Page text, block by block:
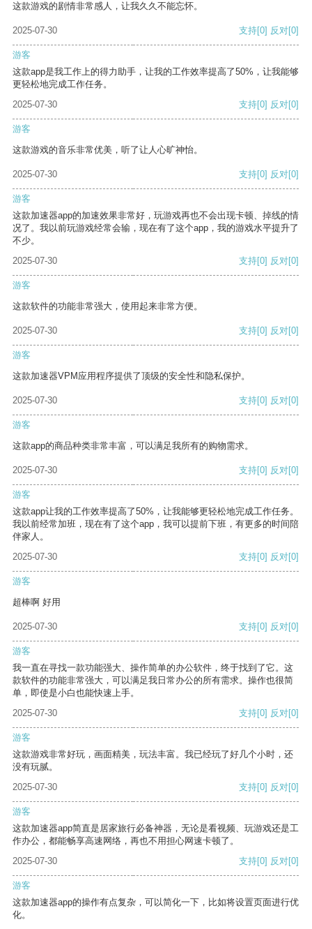
这款游戏的剧情非常感人，让我久久不能忘怀。
2025-07-30 支持[0] 反对[0]
游客
这款app是我工作上的得力助手，让我的工作效率提高了50%，让我能够
更轻松地完成工作任务。
2025-07-30
支持[0] 反对[0]
游客
这款游戏的音乐非常优美，听了让人心旷神怡。
2025-07-30 支持[0] 反对[0]
游客
这款加速器app的加速效果非常好，玩游戏再也不会出现卡顿、掉线的情
况了。我以前玩游戏经常会输，现在有了这个app，我的游戏水平提升了
不少。
2025-07-30
支持[0] 反对[0]
游客
这款软件的功能非常强大，使用起来非常方便。
2025-07-30 支持[0] 反对[0]
游客
这款加速器VPM应用程序提供了顶级的安全性和隐私保护。
2025-07-30 支持[0] 反对[0]
游客
这款app的商品种类非常丰富，可以满足我所有的购物需求。
2025-07-30 支持[0] 反对[0]
游客
这款app让我的工作效率提高了50%，让我能够更轻松地完成工作任务。
我以前经常加班，现在有了这个app，我可以提前下班，有更多的时间陪
伴家人。
2025-07-30
支持[0] 反对[0]
游客
超棒啊 好用
2025-07-30 支持[0] 反对[0]
游客
我一直在寻找一款功能强大、操作简单的办公软件，终于找到了它。这
款软件的功能非常强大，可以满足我日常办公的所有需求。操作也很简
单，即使是小白也能快速上手。
2025-07-30
支持[0] 反对[0]
游客
这款游戏非常好玩，画面精美，玩法丰富。我已经玩了好几个小时，还
没有玩腻。
2025-07-30
支持[0] 反对[0]
游客
这款加速器app简直是居家旅行必备神器，无论是看视频、玩游戏还是工
作办公，都能畅享高速网络，再也不用担心网速卡顿了。
2025-07-30
支持[0] 反对[0]
游客
这款加速器app的操作有点复杂，可以简化一下，比如将设置页面进行优
化。